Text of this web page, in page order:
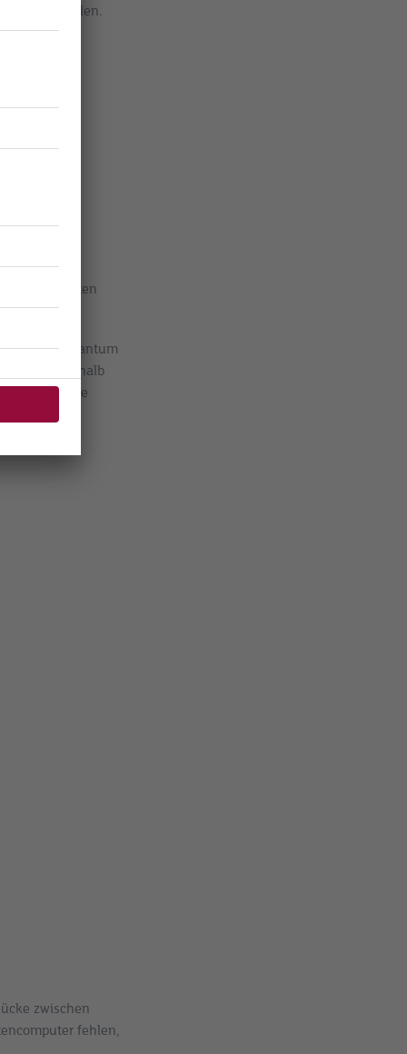
auszahlen.
wie Quantum
denken deshalb
– sobald die
zwischen
fehlen,